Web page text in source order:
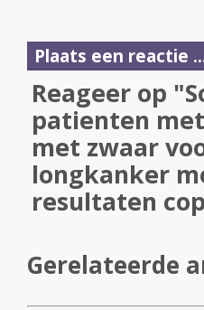
Plaats een reactie
Reageer op
patienten
met zwaar
longkanker
resultaten
Gerelateerde